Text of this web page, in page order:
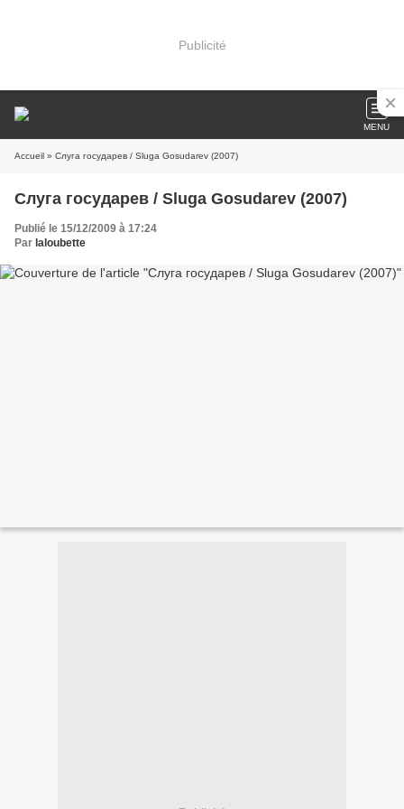
Publicité
MENU
Accueil » Слуга государев / Sluga Gosudarev (2007)
Слуга государев / Sluga Gosudarev (2007)
Publié le 15/12/2009 à 17:24
Par laloubette